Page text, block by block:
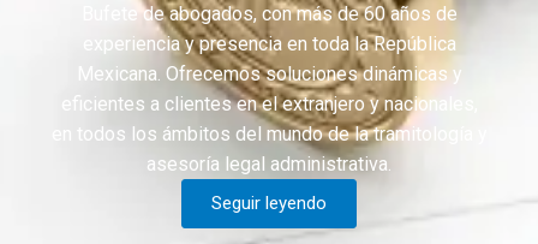
Bufete de abogados, con más de 60 años de
experiencia y presencia en toda la República
Mexicana. Ofrecemos soluciones dinámicas y
eficientes a clientes en el extranjero y nacionales,
en todos los ámbitos del mundo de la tramitología y
asesoría legal administrativa.
Seguir leyendo